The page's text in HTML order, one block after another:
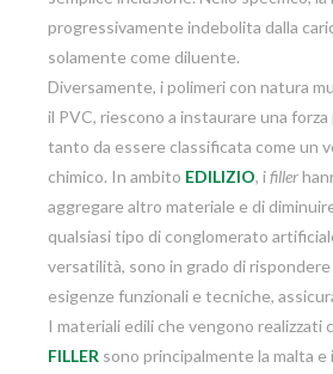
progressivamente indebolita dalla
solamente come diluente.
Diversamente, i polimeri con natura
il PVC, riescono a instaurare una
tanto da essere classificata come un
chimico. In ambito EDILIZIO, ifiller
aggregare altro materiale e di
qualsiasi tipo di conglomerato
versatilità, sono in grado di
esigenze funzionali e tecniche,
I materiali edili che vengono realizzati
FILLER sono principalmente la malta e